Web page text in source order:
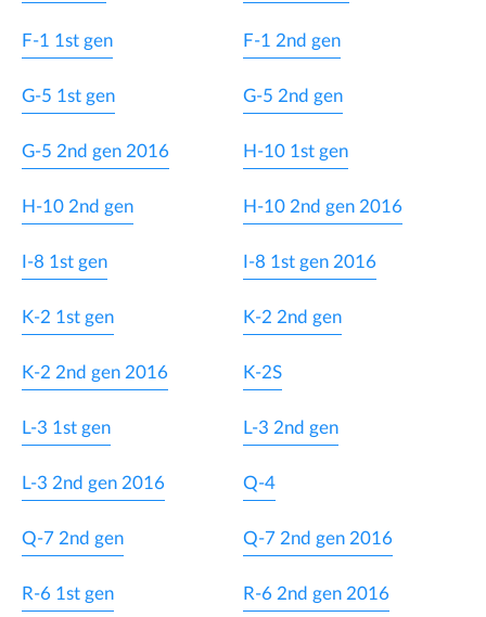
F-1 1st gen F-1 2nd gen
G-5 1st gen G-5 2nd gen
G-5 2nd gen 2016 H-10 1st gen
H-10 2nd gen H-10 2nd gen 2016
I-8 1st gen I-8 1st gen 2016
K-2 1st gen K-2 2nd gen
K-2 2nd gen 2016 K-2S
L-3 1st gen L-3 2nd gen
L-3 2nd gen 2016 Q-4
Q-7 2nd gen Q-7 2nd gen 2016
R-6 1st gen R-6 2nd gen 2016